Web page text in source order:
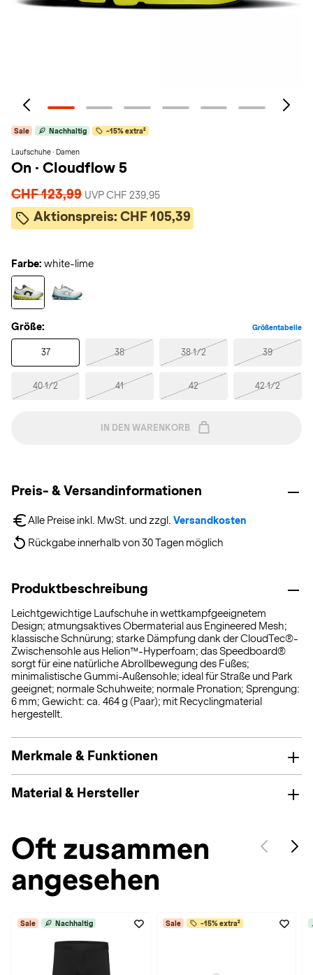
Sale Nachhaltig -15% extra²
Laufschuhe · Damen
On · Cloudflow 5
CHF 123,99 UVP CHF 239,95
Aktionspreis: CHF 105,39
Farbe: white-lime
Größe: Größentabelle
37 38 38 1/2 39
40 1/2 41 42 42 1/2
IN DEN WARENKORB
Preis- & Versandinformationen
Alle Preise inkl. MwSt. und zzgl. Versandkosten
Rückgabe innerhalb von 30 Tagen möglich
Produktbeschreibung
Leichtgewichtige Laufschuhe in wettkampfgeeignetem
Design; atmungsaktives Obermaterial aus Engineered Mesh;
klassische Schnürung; starke Dämpfung dank der CloudTec®-
Zwischensohle aus Helion™-Hyperfoam; das Speedboard®
sorgt für eine natürliche Abrollbewegung des Fußes;
minimalistische Gummi-Außensohle; ideal für Straße und Park
geeignet; normale Schuhweite; normale Pronation; Sprengung:
6 mm; Gewicht: ca. 464 g (Paar); mit Recyclingmaterial
hergestellt.
Merkmale & Funktionen
Material & Hersteller
Oft zusammen
angesehen
Sale Nachhaltig Sale -15% extra²